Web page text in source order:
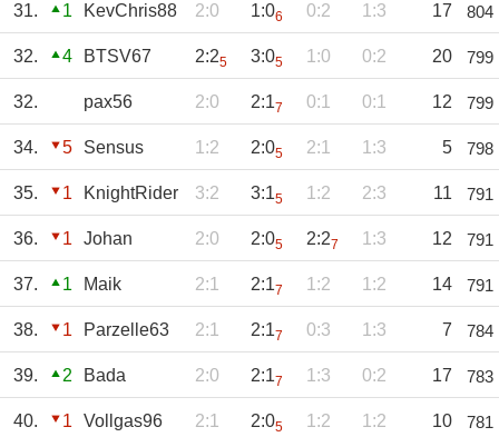
31. 1 KevChris88 2:0 1:06 0:2 1:3 17 804
32. 4 BTSV67 2:25 3:05 1:0 0:2 20 799
32. pax56 2:0 2:17 0:1 0:1 12 799
34. 5 Sensus 1:2 2:05 2:1 1:3 5 798
35. 1 KnightRider 3:2 3:15 1:2 2:3 11 791
36. 1 Johan 2:0 2:05 2:27 1:3 12 791
37. 1 Maik 2:1 2:17 1:2 1:2 14 791
38. 1 Parzelle63 2:1 2:17 0:3 1:3 7 784
39. 2 Bada 2:0 2:17 1:3 0:2 17 783
40. 1 Vollgas96 2:1 2:05 1:2 1:2 10 781